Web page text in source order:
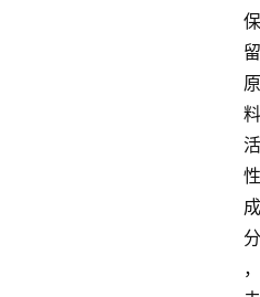
保
留
原
料
活
性
成
分
，